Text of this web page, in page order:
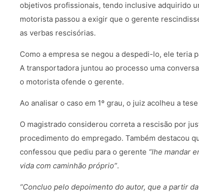
objetivos profissionais, tendo inclusive adquirido
motorista passou a exigir que o gerente
as verbas rescisórias.
Como a empresa se negou a despedi-lo, ele teria
A transportadora juntou ao processo uma
o motorista ofende o gerente.
Ao analisar o caso em 1º grau, o juiz acolheu a
O magistrado considerou correta a rescisão por
procedimento do empregado. Também destacou
confessou que pediu para o gerente “lhe mandar
vida com caminhão próprio”.
“Concluo pelo depoimento do autor, que a partir